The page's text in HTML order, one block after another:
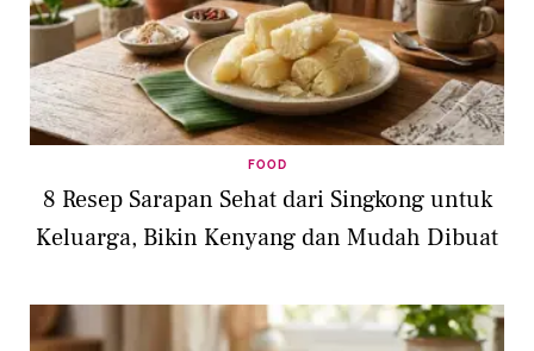
FOOD
8 Resep Sarapan Sehat dari Singkong untuk
Keluarga, Bikin Kenyang dan Mudah Dibuat